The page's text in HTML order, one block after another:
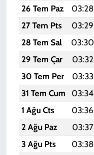
26 Tem Paz
03:28
27 Tem Pts
03:29
28 Tem Sal
03:30
29 Tem Çar
03:32
30 Tem Per
03:33
31 Tem Cum
03:34
1 Ağu Cts
03:36
2 Ağu Paz
03:37
3 Ağu Pts
03:38